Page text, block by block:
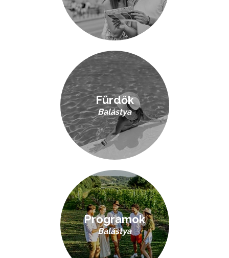
Fürdők
Balástya
Programok
Balástya